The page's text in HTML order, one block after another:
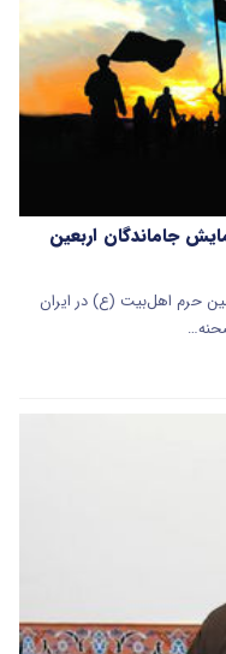
جاماندگان اربعین
حرم اهل‌بیت (ع) در ایران